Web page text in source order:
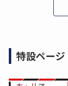
特設ページ